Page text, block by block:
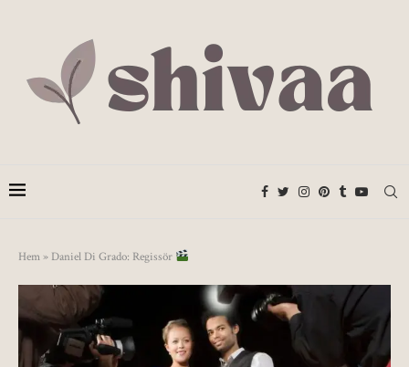
Hem» Daniel Di Grado: Regissör